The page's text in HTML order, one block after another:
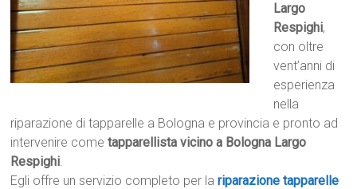
Largo
Respighi,
con oltre
vent’anni di
esperienza
nella
riparazione di tapparelle a Bologna e provincia e pronto ad
intervenire cometapparellista vicino a Bologna Largo
Respighi.
Egli offre un servizio completo per lariparazione tapparelle